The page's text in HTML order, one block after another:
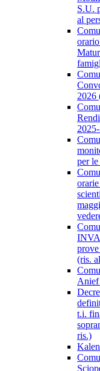
S.U.
al
2026
per
(ris.
Anief
t.i.
ris.)